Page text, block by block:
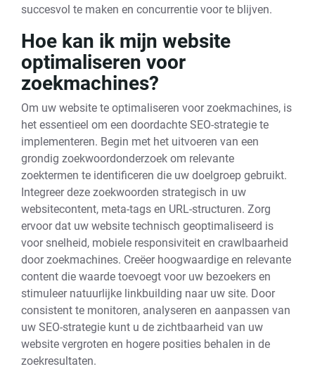
succesvol te maken en concurrentie voor te blijven.
Hoe kan ik mijn website
optimaliseren voor
zoekmachines?
Om uw website te optimaliseren voor zoekmachines, is
het essentieel om een doordachte SEO-strategie te
implementeren. Begin met het uitvoeren van een
grondig zoekwoordonderzoek om relevante
zoektermen te identificeren die uw doelgroep gebruikt.
Integreer deze zoekwoorden strategisch in uw
websitecontent, meta-tags en URL-structuren. Zorg
ervoor dat uw website technisch geoptimaliseerd is
voor snelheid, mobiele responsiviteit en crawlbaarheid
door zoekmachines. Creëer hoogwaardige en relevante
content die waarde toevoegt voor uw bezoekers en
stimuleer natuurlijke linkbuilding naar uw site. Door
consistent te monitoren, analyseren en aanpassen van
uw SEO-strategie kunt u de zichtbaarheid van uw
website vergroten en hogere posities behalen in de
zoekresultaten.